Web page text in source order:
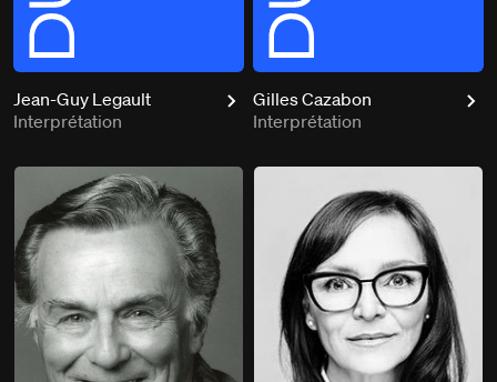
Jean-Guy Legault
Interprétation
Gilles Cazabon
Interprétation